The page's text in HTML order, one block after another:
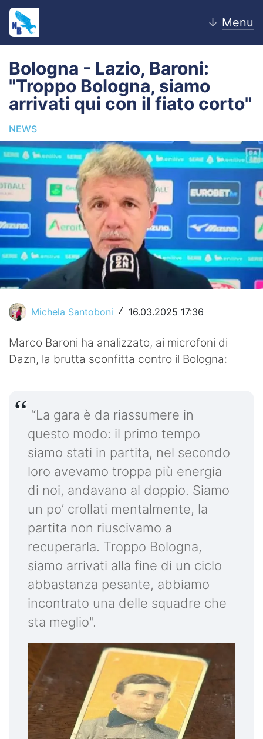
↓ Menu
Home
News
Editoriale
Pagelle
Settore Giovanile
Lazio Women
Calciomercato
Video
Bologna - Lazio, Baroni:
"Troppo Bologna, siamo
arrivati qui con il fiato corto"
NEWS
Michela Santoboni / 16.03.2025 17:36
Marco Baroni ha analizzato, ai microfoni di
Dazn, la brutta sconfitta contro il Bologna:
“La gara è da riassumere in
questo modo: il primo tempo
siamo stati in partita, nel secondo
loro avevamo troppa più energia
di noi, andavano al doppio. Siamo
un po’ crollati mentalmente, la
partita non riuscivamo a
recuperarla. Troppo Bologna,
siamo arrivati alla fine di un ciclo
abbastanza pesante, abbiamo
incontrato una delle squadre che
sta meglio".